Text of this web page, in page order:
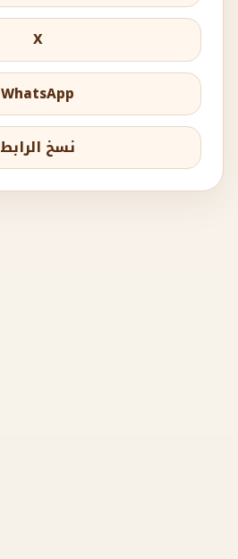
X
WhatsApp
نسخ الرابط